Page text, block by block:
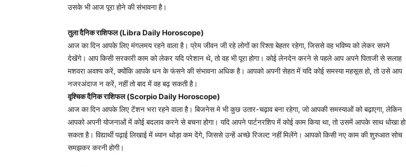
उसके भी आज पूरा होने की संभावना है।
तुला दैनिक राशिफल (Libra Daily Horoscope)
आज का दिन आपके लिए मंगलमय रहने वाला है। प्रेम जीवन जी रहे लोगों का रिश्ता बेहतर रहेगा, जिससे वह भविष्य को लेकर सपने
देखेंगे। आप किसी सरकारी काम को लेकर यदि परेशान थे, तो वह भी पूरा होगा। कोई लेनदेन करने से पहले आप अपने पिताजी से सलाह
मशवरा अवश्य करें, क्योंकि आपके धन के फंसने की संभावना अधिक है। आपको अपनी सेहत में यदि कोई समस्या महसूस हो, तो उसे आप
नजरअंदाज न करें, नहीं तो बाद में वह बढ़ सकती है।
वृश्चिक दैनिक राशिफल (Scorpio Daily Horoscope)
आज का दिन आपके लिए टेंशन भरा रहने वाला है। बिजनेस मे भी कुछ उतार-चढ़ाव बना रहेगा, जो आपकी समस्याओं को बढ़ाएगा, लेकिन
आपको अपनी योजनाओं में कोई बदलाव करने से बचना होगा। यदि आपने पार्टनरशिप में कोई काम किया था, तो उसमें आपके साथ धोखा हो
सकता है। विद्यार्थी पढ़ाई लिखाई में ध्यान थोड़ा कम देंगे, जिससे उन्हें अच्छे रिजल्ट नहीं मिलेंगे। आपको किसी नए काम की शुरुआत सोच
समझकर करनी होगी।